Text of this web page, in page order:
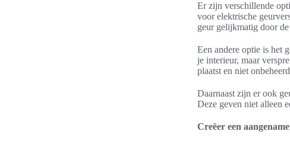
Er zijn verschillende
voor elektrische
geur gelijkmatig door
Een andere optie is het
je interieur, maar
plaatst en niet
Daarnaast zijn er ook
Deze geven niet alleen
Creëer een